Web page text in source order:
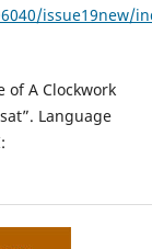
issue19new/
of A Clockwork
Language